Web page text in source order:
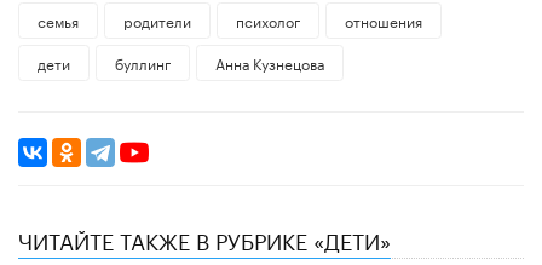
семья
родители психолог
отношения
дети
буллинг Анна Кузнецова
ЧИТАЙТЕ ТАКЖЕ В РУБРИКЕ «ДЕТИ»